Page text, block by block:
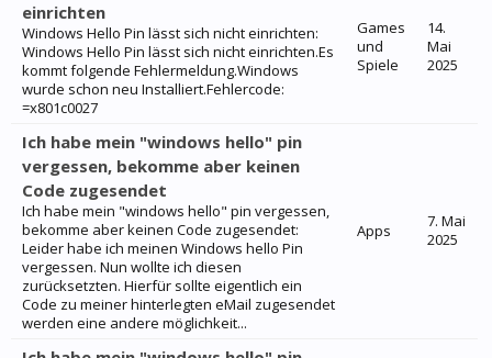
einrichten
Windows Hello Pin lässt sich nicht einrichten:
Windows Hello Pin lässt sich nicht einrichten.Es
kommt folgende Fehlermeldung.Windows
wurde schon neu Installiert.Fehlercode:
=x801c0027
Games
und
Spiele
14.
Mai
2025
Ich habe mein "windows hello" pin
vergessen, bekomme aber keinen
Code zugesendet
Ich habe mein "windows hello" pin vergessen,
bekomme aber keinen Code zugesendet:
Leider habe ich meinen Windows hello Pin
vergessen. Nun wollte ich diesen
zurücksetzten. Hierfür sollte eigentlich ein
Code zu meiner hinterlegten eMail zugesendet
werden eine andere möglichkeit...
Apps
7. Mai
2025